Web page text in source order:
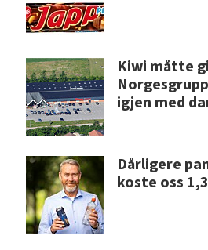
Kiwi måtte
igjen med
Dårligere
koste oss